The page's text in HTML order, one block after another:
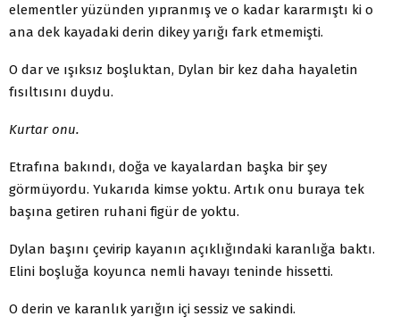
elementler yüzünden yıpranmış ve o kadar kararmıştı ki o
ana dek kayadaki derin dikey yarığı fark etmemişti.
O dar ve ışıksız boşluktan, Dylan bir kez daha hayaletin
fısıltısını duydu.
Kurtar onu.
Etrafına bakındı, doğa ve kayalardan başka bir şey
görmüyordu. Yukarıda kimse yoktu. Artık onu buraya tek
başına getiren ruhani figür de yoktu.
Dylan başını çevirip kayanın açıklığındaki karanlığa baktı.
Elini boşluğa koyunca nemli havayı teninde hissetti.
O derin ve karanlık yarığın içi sessiz ve sakindi.